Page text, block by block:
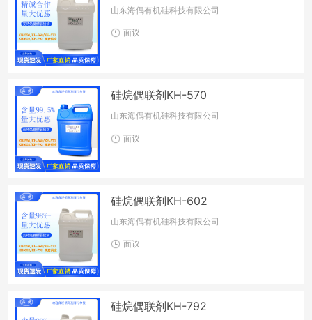
山东海偶有机硅科技有限公司
面议
硅烷偶联剂KH-570
山东海偶有机硅科技有限公司
面议
硅烷偶联剂KH-602
山东海偶有机硅科技有限公司
面议
硅烷偶联剂KH-792